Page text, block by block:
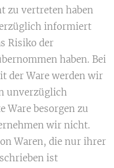
zu vertreten haben
informiert
Risiko der
haben. Bei
der Ware werden wir
unverzüglich
Ware besorgen zu
wir nicht.
Waren, die nur ihrer
ist